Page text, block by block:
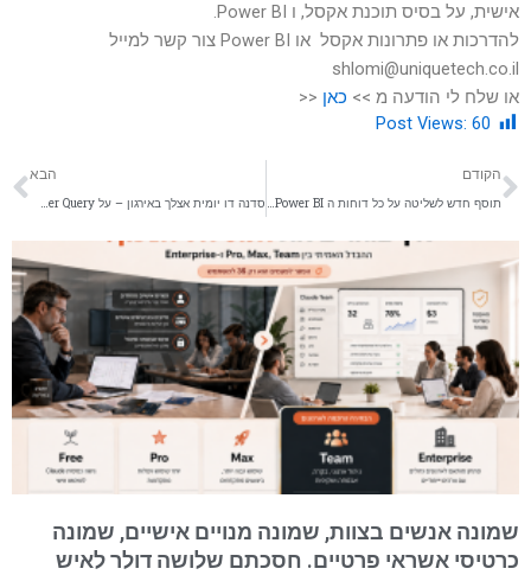
אישית, על בסיס תוכנת אקסל, ו Power BI.
להדרכות או פתרונות אקסל או Power BI צור קשר למייל
shlomi@uniquetech.co.il
או שלח לי הודעה מ >> כאן <<
Post Views: 60
קודם
הקודם
תוסף חדש לשליטה על כל דוחות ה Power BI שמוטמעים במצגת Power Point בגרסת אופיס365
הבא
סדנה דו יומית אצלך באירגון – על Power Query ו- Power Pivot -הכלים הכי חזקים שקיימים באקסל
שמונה אנשים בצוות, שמונה מנויים אישיים, שמונה
כרטיסי אשראי פרטיים. חסכתם שלושה דולר לאיש